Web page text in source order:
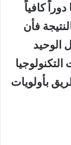
كافياً
فأن
الوحيد
بأولويات